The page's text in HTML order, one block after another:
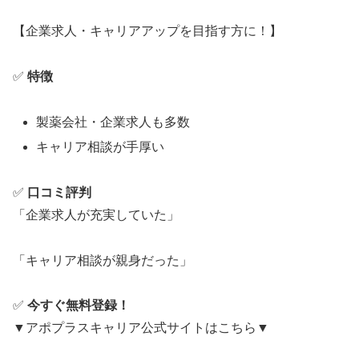
【企業求人・キャリアアップを目指す方に！】
✅ 特徴
製薬会社・企業求人も多数
キャリア相談が手厚い
✅ 口コミ評判
「企業求人が充実していた」
「キャリア相談が親身だった」
✅ 今すぐ無料登録！
▼アポプラスキャリア公式サイトはこちら▼